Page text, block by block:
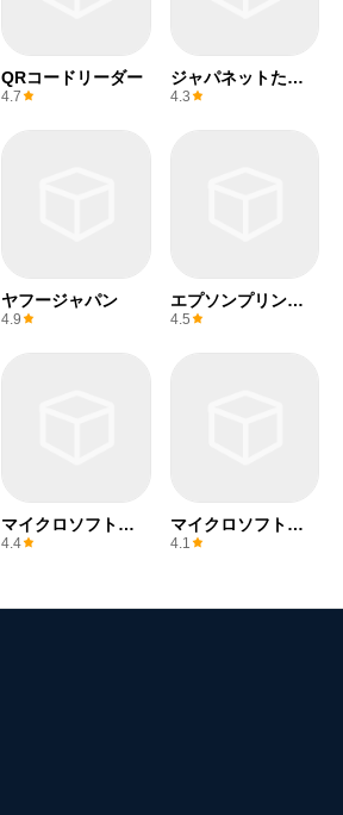
QRコードリーダー
4.7
ジャパネットたか
た
4.3
ヤフージャパン
4.9
エプソンプリンタ
ー
4.5
マイクロソフトエ
クセル
4.4
マイクロソフトワ
ード
4.1